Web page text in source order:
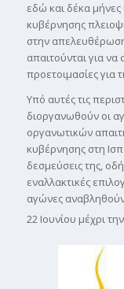
εδώ και δέκα
κυβέρνησης
στην
απαιτούνται για
προετοιμασίες για
Υπό αυτές τις
διοργανωθούν οι
οργανωτικών
κυβέρνησης στη
δεσμεύσεις της,
εναλλακτικές
αγώνες αναβληθούν
22 Ιουνίου μέχρι